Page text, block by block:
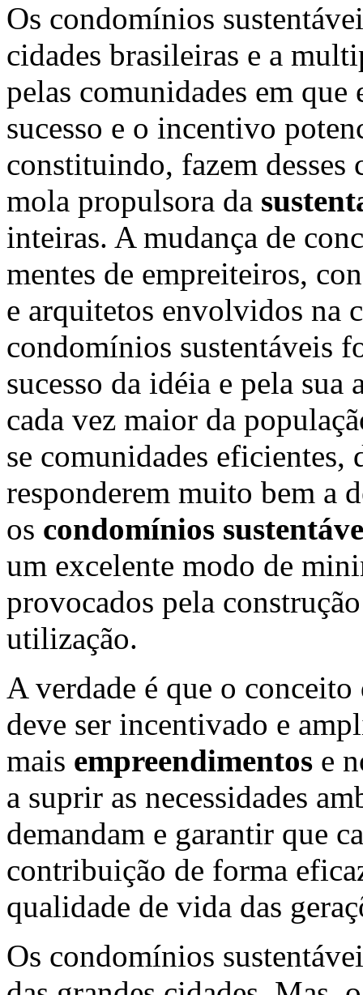
Os condomínios
cidades brasileiras e a
pelas comunidades em que
sucesso e o incentivo
constituindo, fazem
mola propulsora da
inteiras. A mudança de
mentes de empreiteiros,
e arquitetos envolvidos na
condomínios sustentáveis
sucesso da idéia e pela
cada vez maior da
se comunidades eficientes,
responderem muito bem a
os condomínios
um excelente modo de
provocados pela
utilização.
A verdade é que o
deve ser incentivado e
mais empreendimentos e
a suprir as necessidades
demandam e garantir que
contribuição de forma
qualidade de vida das
Os condomínios